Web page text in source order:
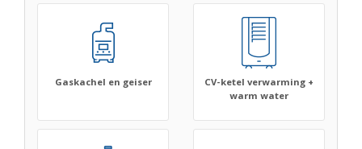
Gaskachel en geiser
CV-ketel verwarming +
warm water